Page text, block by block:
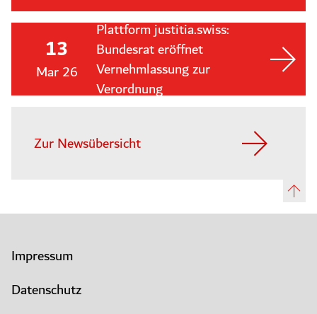
13
Mar 26
Plattform justitia.swiss:
Bundesrat eröffnet
Vernehmlassung zur
Verordnung
Zur Newsübersicht
Impressum
Datenschutz